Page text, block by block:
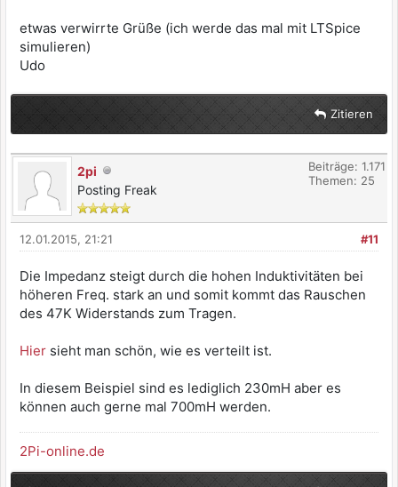
etwas verwirrte Grüße (ich werde das mal mit LTSpice
simulieren)
Udo
Zitieren
2pi
Posting Freak
Beiträge: 1.171
Themen: 25
#11
12.01.2015, 21:21
Die Impedanz steigt durch die hohen Induktivitäten bei
höheren Freq. stark an und somit kommt das Rauschen
des 47K Widerstands zum Tragen.
Hier sieht man schön, wie es verteilt ist.
In diesem Beispiel sind es lediglich 230mH aber es
können auch gerne mal 700mH werden.
2Pi-online.de